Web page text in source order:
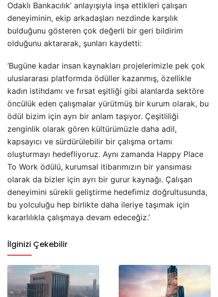
Odaklı Bankacılık’ anlayışıyla inşa ettikleri çalışan
deneyiminin, ekip arkadaşları nezdinde karşılık
bulduğunu gösteren çok değerli bir geri bildirim
olduğunu aktararak, şunları kaydetti:
‘Bugüne kadar insan kaynakları projelerimizle pek çok
uluslararası platformda ödüller kazanmış, özellikle
kadın istihdamı ve fırsat eşitliği gibi alanlarda sektöre
öncülük eden çalışmalar yürütmüş bir kurum olarak, bu
ödül bizim için ayrı bir anlam taşıyor. Çeşitliliği
zenginlik olarak gören kültürümüzle daha adil,
kapsayıcı ve sürdürülebilir bir çalışma ortamı
oluşturmayı hedefliyoruz. Aynı zamanda Happy Place
To Work ödülü, kurumsal itibarımızın bir yansıması
olarak da bizler için ayrı bir gurur kaynağı. Çalışan
deneyimini sürekli geliştirme hedefimiz doğrultusunda,
bu yolculuğu hep birlikte daha ileriye taşımak için
kararlılıkla çalışmaya devam edeceğiz.’
İlginizi Çekebilir